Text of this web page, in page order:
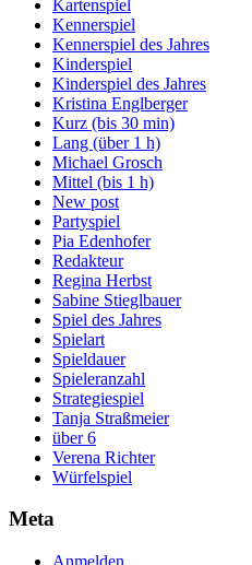
Kartenspiel
Kennerspiel
Kennerspiel des Jahres
Kinderspiel
Kinderspiel des Jahres
Kristina Englberger
Kurz (bis 30 min)
Lang (über 1 h)
Michael Grosch
Mittel (bis 1 h)
New post
Partyspiel
Pia Edenhofer
Redakteur
Regina Herbst
Sabine Stieglbauer
Spiel des Jahres
Spielart
Spieldauer
Spieleranzahl
Strategiespiel
Tanja Straßmeier
über 6
Verena Richter
Würfelspiel
Meta
Anmelden